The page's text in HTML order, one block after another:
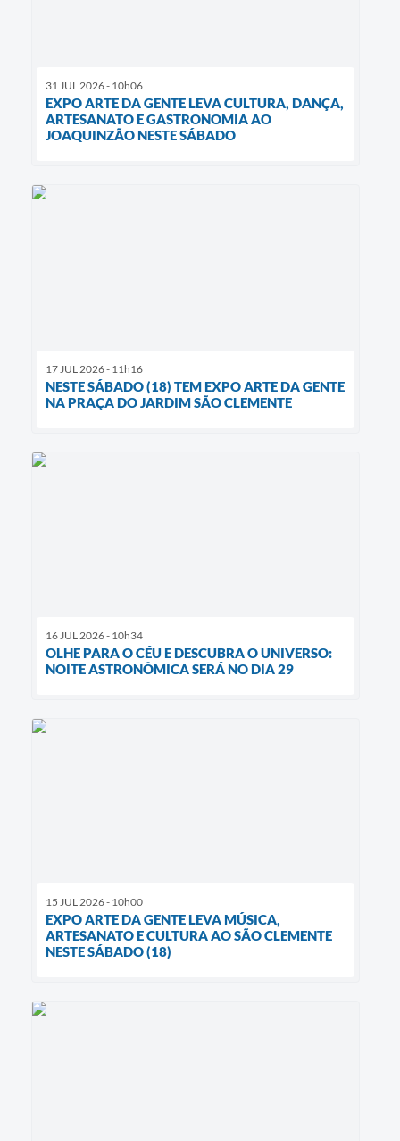
31 JUL 2026 - 10h06
EXPO ARTE DA GENTE LEVA CULTURA, DANÇA,
ARTESANATO E GASTRONOMIA AO
JOAQUINZÃO NESTE SÁBADO
17 JUL 2026 - 11h16
NESTE SÁBADO (18) TEM EXPO ARTE DA GENTE
NA PRAÇA DO JARDIM SÃO CLEMENTE
16 JUL 2026 - 10h34
OLHE PARA O CÉU E DESCUBRA O UNIVERSO:
NOITE ASTRONÔMICA SERÁ NO DIA 29
15 JUL 2026 - 10h00
EXPO ARTE DA GENTE LEVA MÚSICA,
ARTESANATO E CULTURA AO SÃO CLEMENTE
NESTE SÁBADO (18)